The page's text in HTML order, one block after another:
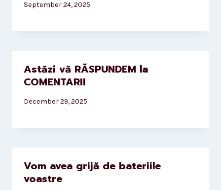
September 24, 2025
Astăzi vă RĂSPUNDEM la
COMENTARII
December 29, 2025
Vom avea grijă de bateriile
voastre